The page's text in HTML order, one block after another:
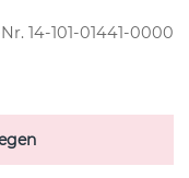
14-101-01441-0000